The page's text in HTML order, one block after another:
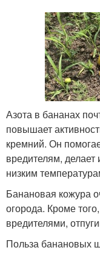
Азота в бананах
повышает
кремний. Он
вредителям, делает
низким
Банановая кожура
огорода. Кроме
вредителями,
Польза банановых